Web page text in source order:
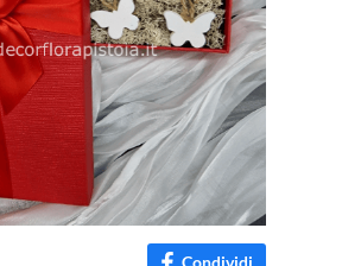
Condividi